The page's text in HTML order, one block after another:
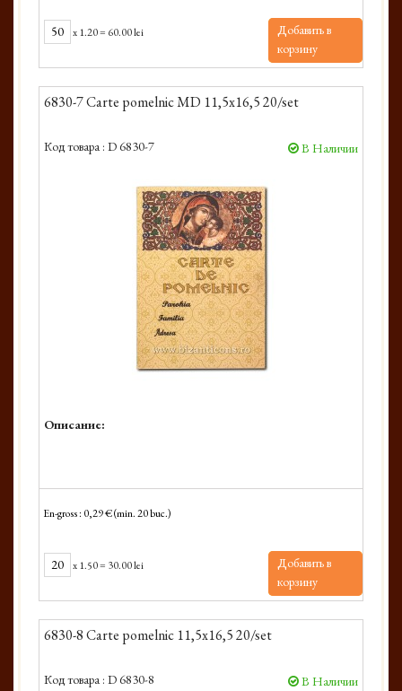
x1.20= 60.00 lei
Добавить в
корзину
6830-7 Carte pomelnic MD 11,5x16,5 20/set
Код товара : D 6830-7 В Наличии
Описание:
En-gross : 0,29 € (min. 20 buc.)
x1.50= 30.00 lei
Добавить в
корзину
6830-8 Carte pomelnic 11,5x16,5 20/set
Код товара : D 6830-8 В Наличии